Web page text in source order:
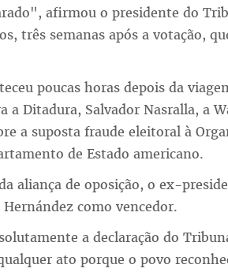
afirmou o presidente do
três semanas após a votação,
poucas horas depois da
a Ditadura, Salvador Nasralla, a
a suposta fraude eleitoral à
de Estado americano.
aliança de oposição, o ex-
como vencedor.
a declaração do
ato porque o povo